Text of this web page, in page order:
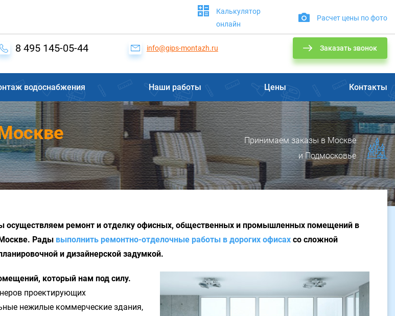
8 495 145-05-44 info@gips-montazh.ru Заказать звонок
Калькулятор
онлайн
Расчет цены по фото
водоснабжения Наши работы Цены Контакты
Принимаем заказы в Москве
и Подмосковье
осуществляем ремонт и отделку офисных, общественных и промышленных помещений в
Москве. Рады выполнить ремонтно-отделочные работы в дорогих офисахсо сложной
и дизайнерской задумкой.
который нам под силу.
проектирующих
нежилые коммерческие здания,